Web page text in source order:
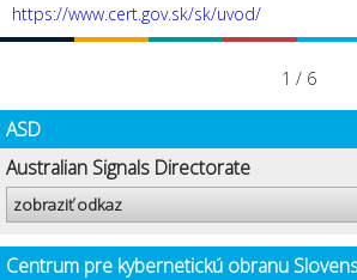
https://www.cert.gov.sk/sk/uvod/
1 / 6
ASD
Australian Signals Directorate
zobraziť odkaz
Centrum pre kybernetickú obranu